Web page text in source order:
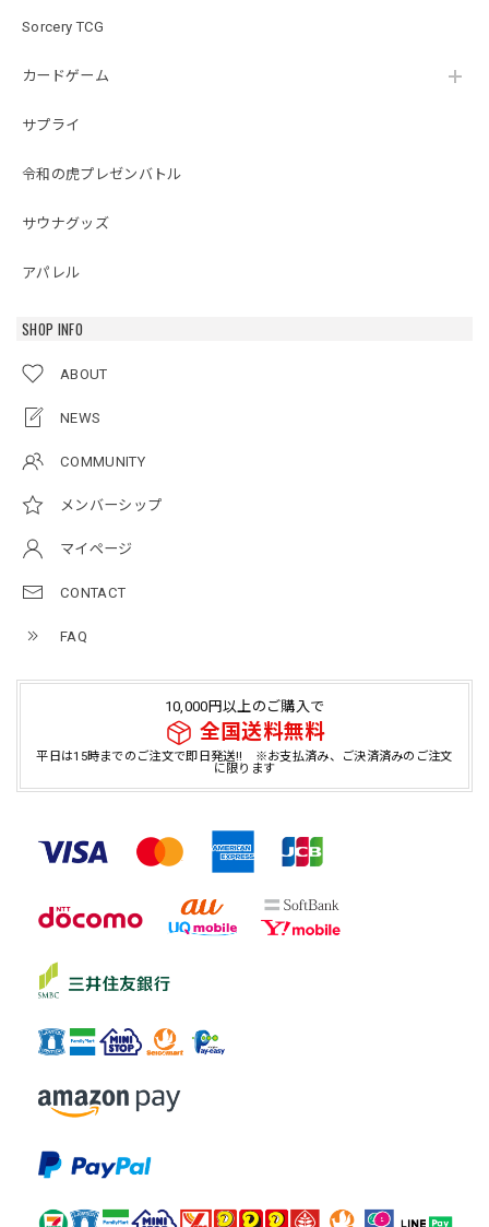
Sorcery TCG
カードゲーム
サプライ
令和の虎プレゼンバトル
サウナグッズ
アパレル
SHOP INFO
ABOUT
NEWS
COMMUNITY
メンバーシップ
マイページ
CONTACT
FAQ
10,000円以上のご購入で
全国送料無料
平日は15時までのご注文で即日発送!! ※お支払済み、ご決済済みのご注文
に限ります